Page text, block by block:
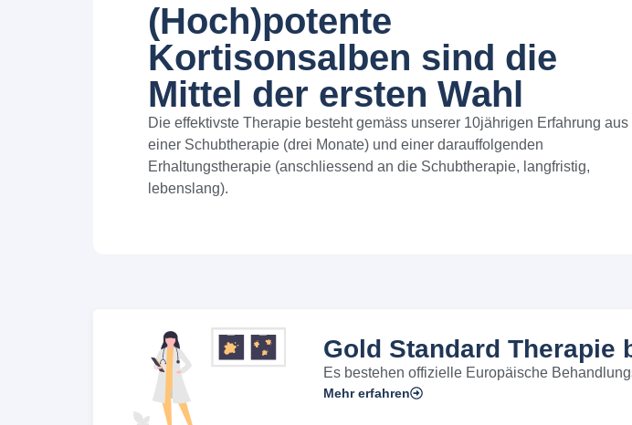
(Hoch)potente
Kortisonsalben sind die
Mittel der ersten Wahl
Die effektivste Therapie besteht gemäss unserer 10jährigen Erfahrung aus
einer Schubtherapie (drei Monate) und einer darauffolgenden
Erhaltungstherapie (anschliessend an die Schubtherapie, langfristig,
lebenslang).
Gold Standard Therapie
Es bestehen offizielle Europäische
Mehr erfahren